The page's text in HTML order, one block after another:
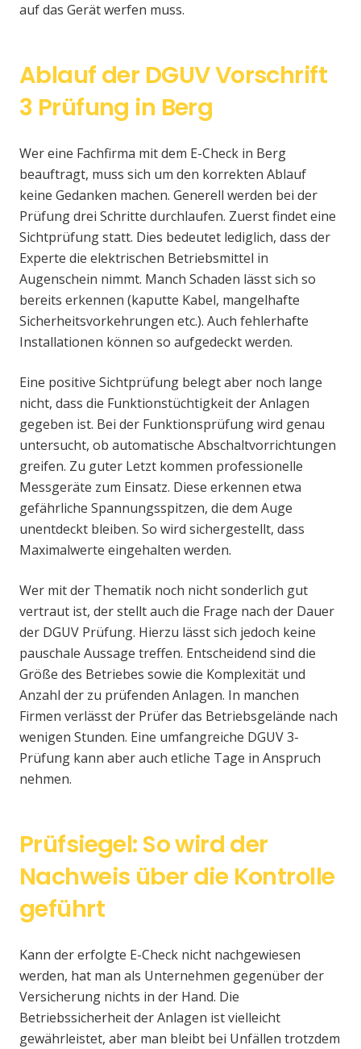
auf das Gerät werfen muss.
Ablauf der DGUV Vorschrift
3 Prüfung in Berg
Wer eine Fachfirma mit dem E-Check in Berg
beauftragt, muss sich um den korrekten Ablauf
keine Gedanken machen. Generell werden bei der
Prüfung drei Schritte durchlaufen. Zuerst findet eine
Sichtprüfung statt. Dies bedeutet lediglich, dass der
Experte die elektrischen Betriebsmittel in
Augenschein nimmt. Manch Schaden lässt sich so
bereits erkennen (kaputte Kabel, mangelhafte
Sicherheitsvorkehrungen etc.). Auch fehlerhafte
Installationen können so aufgedeckt werden.
Eine positive Sichtprüfung belegt aber noch lange
nicht, dass die Funktionstüchtigkeit der Anlagen
gegeben ist. Bei der Funktionsprüfung wird genau
untersucht, ob automatische Abschaltvorrichtungen
greifen. Zu guter Letzt kommen professionelle
Messgeräte zum Einsatz. Diese erkennen etwa
gefährliche Spannungsspitzen, die dem Auge
unentdeckt bleiben. So wird sichergestellt, dass
Maximalwerte eingehalten werden.
Wer mit der Thematik noch nicht sonderlich gut
vertraut ist, der stellt auch die Frage nach der Dauer
der DGUV Prüfung. Hierzu lässt sich jedoch keine
pauschale Aussage treffen. Entscheidend sind die
Größe des Betriebes sowie die Komplexität und
Anzahl der zu prüfenden Anlagen. In manchen
Firmen verlässt der Prüfer das Betriebsgelände nach
wenigen Stunden. Eine umfangreiche DGUV 3-
Prüfung kann aber auch etliche Tage in Anspruch
nehmen.
Prüfsiegel: So wird der
Nachweis über die Kontrolle
geführt
Kann der erfolgte E-Check nicht nachgewiesen
werden, hat man als Unternehmen gegenüber der
Versicherung nichts in der Hand. Die
Betriebssicherheit der Anlagen ist vielleicht
gewährleistet, aber man bleibt bei Unfällen trotzdem